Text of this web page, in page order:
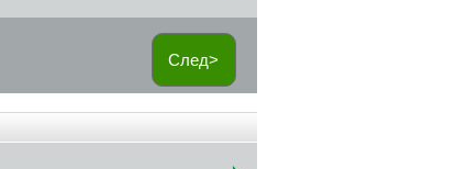
След>